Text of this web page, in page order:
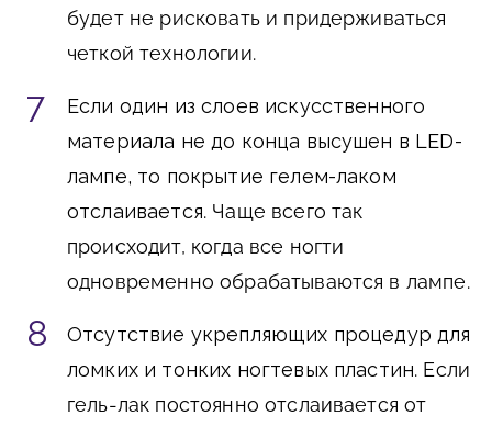
будет не рисковать и придерживаться
четкой технологии.
Если один из слоев искусственного
материала не до конца высушен в LED-
лампе, то покрытие гелем-лаком
отслаивается. Чаще всего так
происходит, когда все ногти
одновременно обрабатываются в лампе.
Отсутствие укрепляющих процедур для
ломких и тонких ногтевых пластин. Если
гель-лак постоянно отслаивается от